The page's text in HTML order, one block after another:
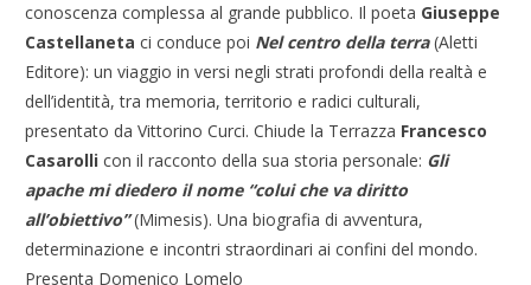
conoscenza complessa al grande pubblico. Il poeta Giuseppe
Castellaneta ci conduce poi Nel centro della terra(Aletti
Editore): un viaggio in versi negli strati profondi della realtà e
dell’identità, tra memoria, territorio e radici culturali,
presentato da Vittorino Curci. Chiude la Terrazza Francesco
Casarolli con il racconto della sua storia personale: Gli
apache mi diedero il nome “colui che va diritto
all’obiettivo”(Mimesis). Una biografia di avventura,
determinazione e incontri straordinari ai confini del mondo.
Presenta Domenico Lomelo